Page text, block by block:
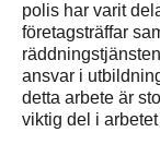
polis har varit
företagsträffar
ansvar i
detta arbete är
viktig del i